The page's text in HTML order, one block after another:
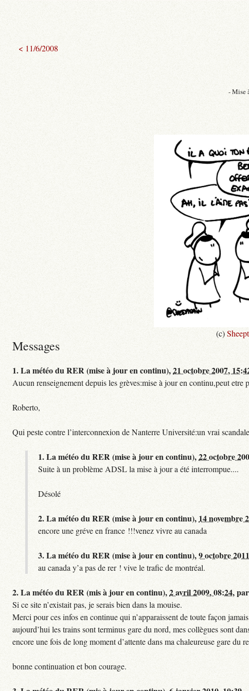
< 11/6/2008
- Mise
(c)
Messages
1.La météo du RER (mise à jour en continu),21 octobre 2007,
Aucun renseignement depuis les grèves:mise à jour en continu,peut
Roberto,
Qui peste contre l’interconnexion de Nanterre Université:un vrai
1.La météo du RER (mise à jour en continu),22 octobre
Suite à un problème ADSL la mise à jour a été interrompue....
Désolé
2.La météo du RER (mise à jour en continu), 14 novembre
encore une gréve en france !!!venez vivre au canada
3.La météo du RER (mise à jour en continu),9 octobre
au canada y’a pas de rer ! vive le trafic de montréal.
2.La météo du RER (mis à jour en continu),2 avril 2009, 08:24,par
Si ce site n’existait pas, je serais bien dans la mouise.
Merci pour ces infos en continue qui n’apparaissent de toute façon
aujourd’hui les trains sont terminus gare du nord, mes collègues sont
encore une fois de long moment d’attente dans ma chaleureuse gare du
bonne continuation et bon courage.